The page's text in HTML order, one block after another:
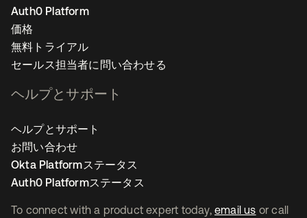
To connect with a product expert today, email us or call
Auth0 Platform
価格
無料トライアル
セールス担当者に問い合わせる
ヘルプとサポート
ヘルプとサポート
お問い合わせ
Okta Platformステータス
Auth0 Platformステータス